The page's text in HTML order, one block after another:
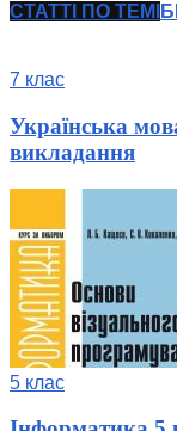
СТАТТІ ПО ТЕМІ
7 клас
Українська
викладання
5 клас